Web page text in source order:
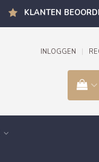
KLANTEN
INLOGGEN